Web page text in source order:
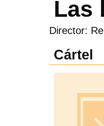
Las
Director:
Cártel